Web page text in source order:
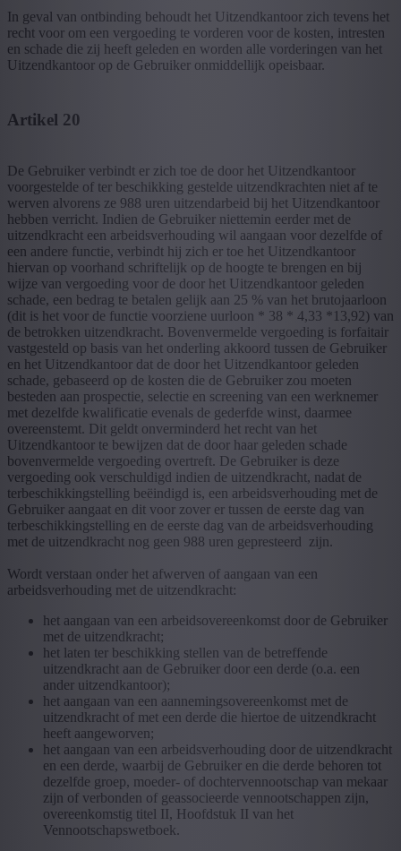
In geval van ontbinding behoudt het Uitzendkantoor zich tevens het
recht voor om een vergoeding te vorderen voor de kosten, intresten
en schade die zij heeft geleden en worden alle vorderingen van het
Uitzendkantoor op de Gebruiker onmiddellijk opeisbaar.
Artikel 20
De Gebruiker verbindt er zich toe de door het Uitzendkantoor
voorgestelde of ter beschikking gestelde uitzendkrachten niet af te
werven alvorens ze 988 uren uitzendarbeid bij het Uitzendkantoor
hebben verricht. Indien de Gebruiker niettemin eerder met de
uitzendkracht een arbeidsverhouding wil aangaan voor dezelfde of
een andere functie, verbindt hij zich er toe het Uitzendkantoor
hiervan op voorhand schriftelijk op de hoogte te brengen en bij
wijze van vergoeding voor de door het Uitzendkantoor geleden
schade, een bedrag te betalen gelijk aan 25 % van het brutojaarloon
(dit is het voor de functie voorziene uurloon * 38 * 4,33 *13,92) van
de betrokken uitzendkracht. Bovenvermelde vergoeding is forfaitair
vastgesteld op basis van het onderling akkoord tussen de Gebruiker
en het Uitzendkantoor dat de door het Uitzendkantoor geleden
schade, gebaseerd op de kosten die de Gebruiker zou moeten
besteden aan prospectie, selectie en screening van een werknemer
met dezelfde kwalificatie evenals de gederfde winst, daarmee
overeenstemt. Dit geldt onverminderd het recht van het
Uitzendkantoor te bewijzen dat de door haar geleden schade
bovenvermelde vergoeding overtreft. De Gebruiker is deze
vergoeding ook verschuldigd indien de uitzendkracht, nadat de
terbeschikkingstelling beëindigd is, een arbeidsverhouding met de
Gebruiker aangaat en dit voor zover er tussen de eerste dag van
terbeschikkingstelling en de eerste dag van de arbeidsverhouding
met de uitzendkracht nog geen 988 uren gepresteerd zijn.
Wordt verstaan onder het afwerven of aangaan van een
arbeidsverhouding met de uitzendkracht:
het aangaan van een arbeidsovereenkomst door de Gebruiker
met de uitzendkracht;
het laten ter beschikking stellen van de betreffende
uitzendkracht aan de Gebruiker door een derde (o.a. een
ander uitzendkantoor);
het aangaan van een aannemingsovereenkomst met de
uitzendkracht of met een derde die hiertoe de uitzendkracht
heeft aangeworven;
het aangaan van een arbeidsverhouding door de uitzendkracht
en een derde, waarbij de Gebruiker en die derde behoren tot
dezelfde groep, moeder- of dochtervennootschap van mekaar
zijn of verbonden of geassocieerde vennootschappen zijn,
overeenkomstig titel II, Hoofdstuk II van het
Vennootschapswetboek.